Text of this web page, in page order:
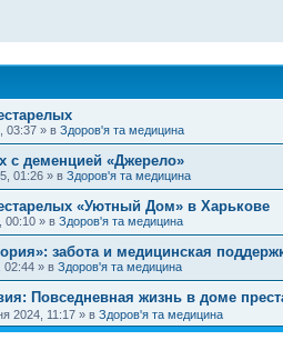
03:37 » в Здоров'я та медицина
с деменцией «Джерело»
01:26 » в Здоров'я та медицина
«Уютный Дом» в Харькове
00:10 » в Здоров'я та медицина
забота и медицинская
02:44 » в Здоров'я та медицина
Повседневная жизнь в доме
2024, 11:17 » в Здоров'я та медицина